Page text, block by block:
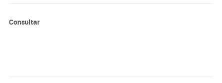
Consultar